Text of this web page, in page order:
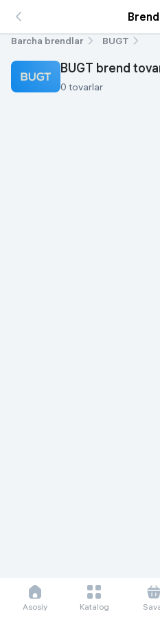
Barcha brendlar BUGT
BUGT brend
0 tovarlar
Asosiy Katalog